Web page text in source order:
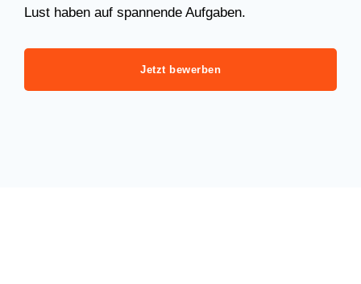
Lust haben auf spannende Aufgaben.
Jetzt bewerben